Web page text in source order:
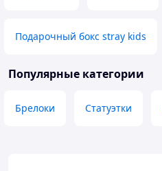
Подарочный бокс stray kids
Популярные категории
Брелоки Статуэтки